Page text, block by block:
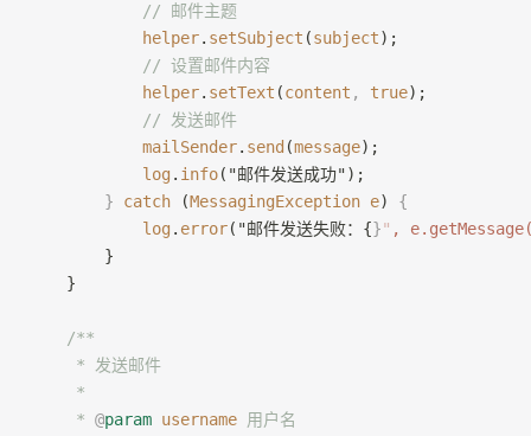
            // 邮件主题
            helper
. setSubject (subject);
            // 设置邮件内容
            helper
. setText (content , true);
            // 发送邮件
            mailSender
. send (message);
            log
. info("邮件发送成功");
        }
catch (MessagingException e) {
            log
. error("邮件发送失败：{}" ,
        }
    }
    /**
     * 发送邮件
     *
     *
@param username 用户名